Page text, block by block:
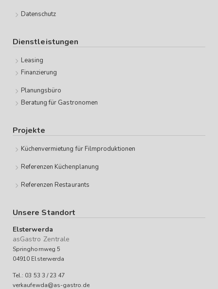
Datenschutz
Dienstleistungen
Leasing
Finanzierung
Planungsbüro
Beratung für Gastronomen
Projekte
Küchenvermietung für Filmproduktionen
Referenzen Küchenplanung
Referenzen Restaurants
Unsere Standort
Elsterwerda
asGastro Zentrale
Springhornweg 5
04910 Elsterwerda
Tel.: 03 53 3 / 23 47
verkaufewda@as-gastro.de